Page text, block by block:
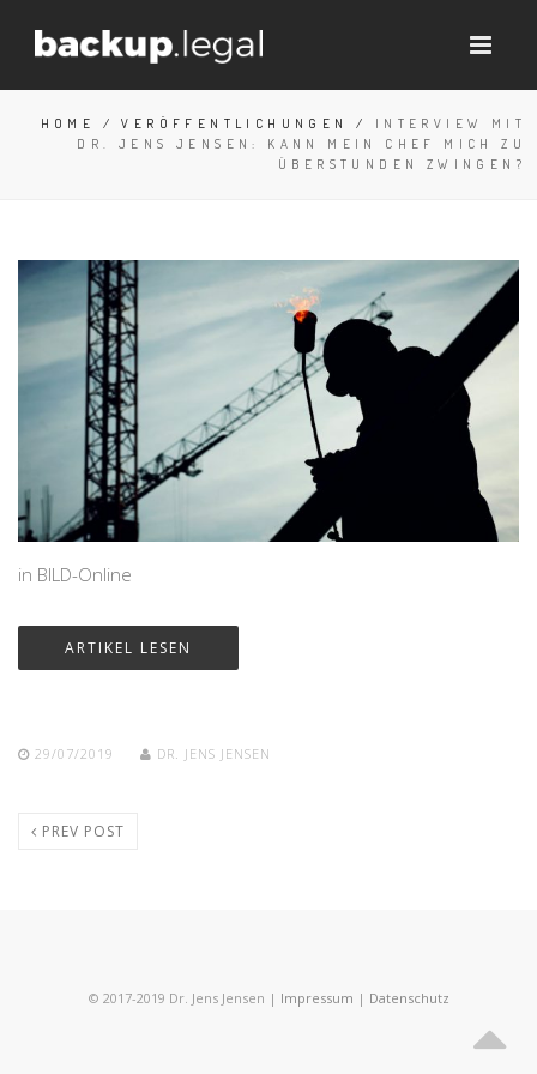
HOME /VERÖFFENTLICHUNGEN / INTERVIEW MIT
DR. JENS JENSEN: KANN MEIN CHEF MICH ZU
ÜBERSTUNDEN ZWINGEN?
in BILD-Online
ARTIKEL LESEN
29/07/2019 DR. JENS JENSEN
PREV POST
© 2017-2019 Dr. Jens Jensen | Impressum | Datenschutz